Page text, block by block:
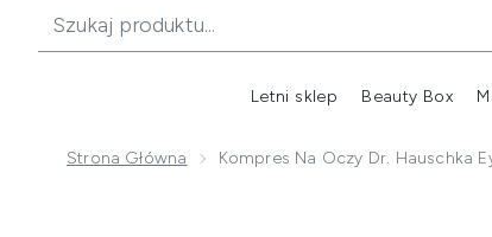
Letni sklep Beauty Box
Strona Główna Kompres Na Oczy Dr. Hauschka